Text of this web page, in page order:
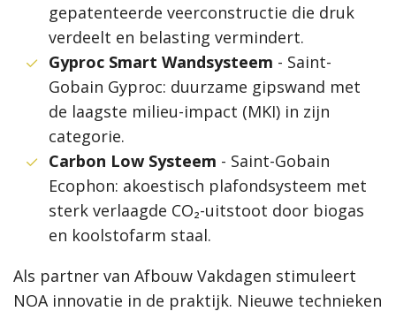
gepatenteerde veerconstructie die druk
verdeelt en belasting vermindert.
Gyproc Smart Wandsysteem - Saint-
Gobain Gyproc: duurzame gipswand met
de laagste milieu-impact (MKI) in zijn
categorie.
Carbon Low Systeem - Saint-Gobain
Ecophon: akoestisch plafondsysteem met
sterk verlaagde CO₂-uitstoot door biogas
en koolstofarm staal.
Als partner van Afbouw Vakdagen stimuleert
NOA innovatie in de praktijk. Nieuwe technieken